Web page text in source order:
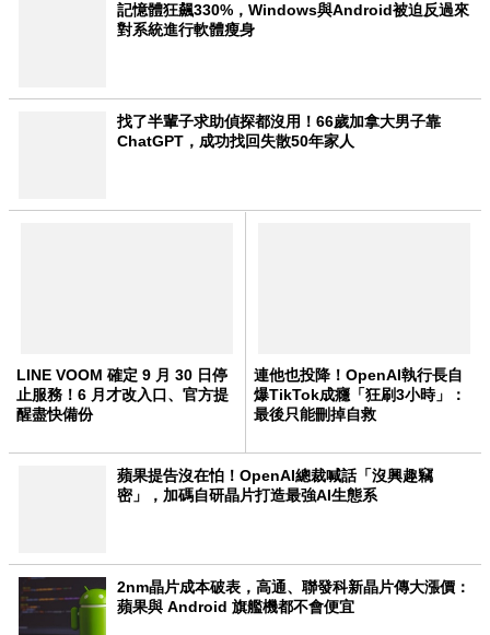
記憶體狂飆330%，Windows與Android被迫反過來
對系統進行軟體瘦身
找了半輩子求助偵探都沒用！66歲加拿大男子靠
ChatGPT，成功找回失散50年家人
LINE VOOM 確定 9 月 30 日停
止服務！6 月才改入口、官方提
醒盡快備份
連他也投降！OpenAI執行長自
爆TikTok成癮「狂刷3小時」：
最後只能刪掉自救
蘋果提告沒在怕！OpenAI總裁喊話「沒興趣竊
密」，加碼自研晶片打造最強AI生態系
2nm晶片成本破表，高通、聯發科新晶片傳大漲價：
蘋果與 Android 旗艦機都不會便宜